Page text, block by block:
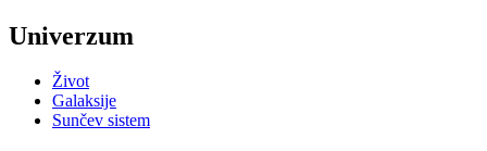
Univerzum
Život
Galaksije
Sunčev sistem